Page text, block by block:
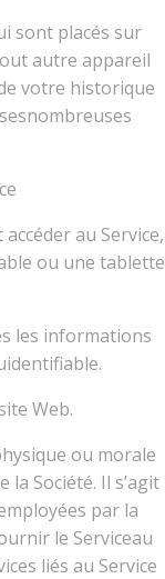
sont placés sur
autre appareil
votre historique
au Service,
ou une tablette
les informations
Web.
ou morale
Société. Il s’agit
par la
le Serviceau
liés au Service